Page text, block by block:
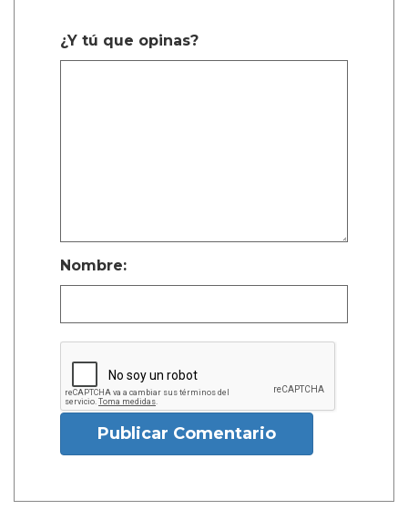
¿Y tú que opinas?
Nombre:
Publicar Comentario